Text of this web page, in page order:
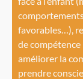
favorables…),
de compétence
améliorer la
prendre